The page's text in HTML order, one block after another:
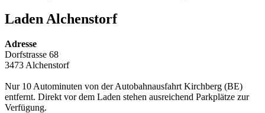
Laden Alchenstorf
Adresse
Dorfstrasse 68
3473 Alchenstorf
Nur 10 Autominuten von der Autobahnausfahrt Kirchberg (BE)
entfernt. Direkt vor dem Laden stehen ausreichend Parkplätze zur
Verfügung.